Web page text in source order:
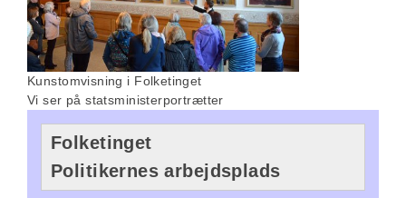
Kunstomvisning i Folketinget
Vi ser på statsministerportrætter
Folketinget
Politikernes arbejdsplads